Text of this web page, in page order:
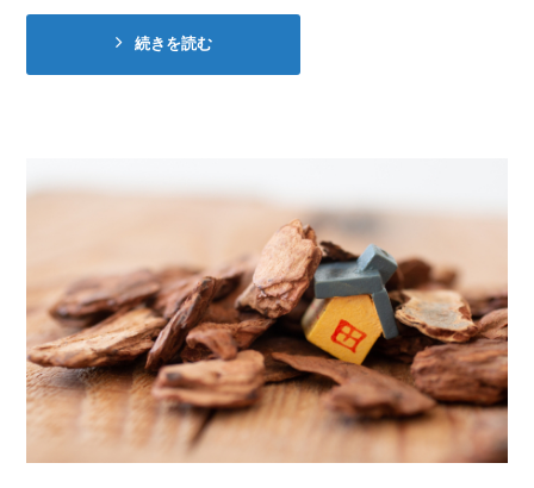
続きを読む